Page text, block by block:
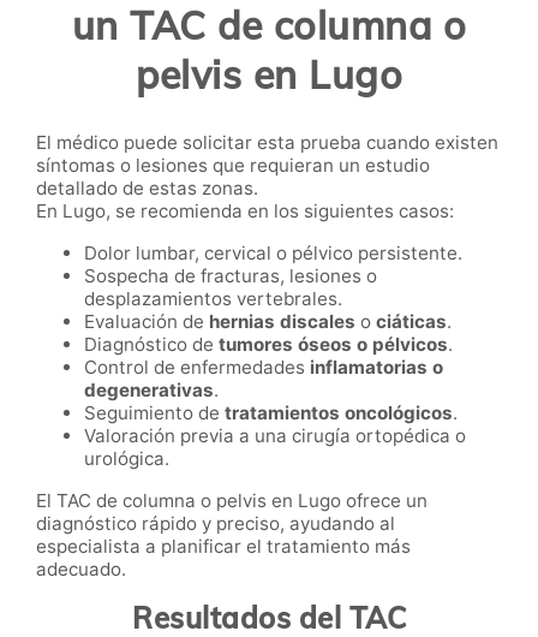
un TAC de columna o
pelvis en Lugo
El médico puede solicitar esta prueba cuando existen
síntomas o lesiones que requieran un estudio
detallado de estas zonas.
En Lugo, se recomienda en los siguientes casos:
Dolor lumbar, cervical o pélvico persistente.
Sospecha de fracturas, lesiones o
desplazamientos vertebrales.
Evaluación de hernias discales o ciáticas.
Diagnóstico de tumores óseos o pélvicos.
Control de enfermedades inflamatorias o
degenerativas.
Seguimiento de tratamientos oncológicos.
Valoración previa a una cirugía ortopédica o
urológica.
El TAC de columna o pelvis en Lugo ofrece un
diagnóstico rápido y preciso, ayudando al
especialista a planificar el tratamiento más
adecuado.
Resultados del TAC